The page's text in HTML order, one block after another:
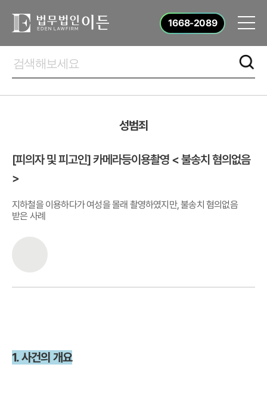
1668-2089
성범죄
[피의자 및 피고인] 카메라등이용촬영 < 불송치 혐의없음
>
지하철을 이용하다가 여성을 몰래 촬영하였지만, 불송치 혐의없음
받은 사례
1. 사건의 개요